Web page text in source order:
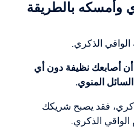
وأمسكه بالطريقة
الواقي الذكري.
أصابعك نظيفة دون أي
المنوي.
فقد يصبح شريكك
الذكري.